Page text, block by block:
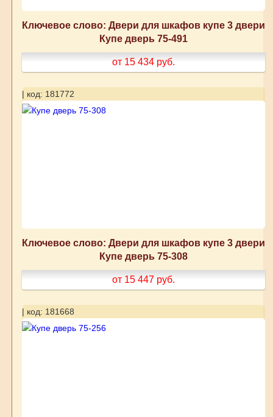
Ключевое слово: Двери для шкафов купе 3 двери
Купе дверь 75-491
от 15 434 руб.
| код: 181772
Ключевое слово: Двери для шкафов купе 3 двери
Купе дверь 75-308
от 15 447 руб.
| код: 181668